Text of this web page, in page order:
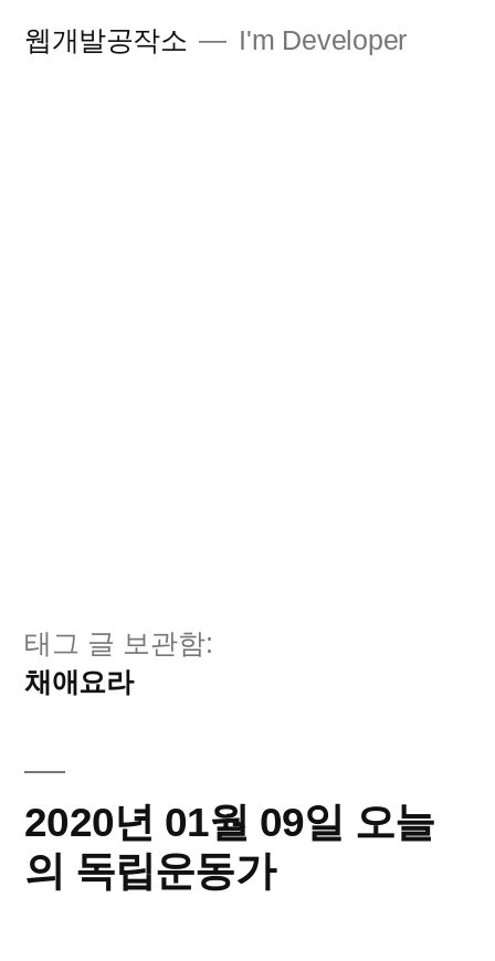
웹개발공작소 I'm Developer
태그 글 보관함:
채애요라
2020년 01월 09일 오늘
의 독립운동가